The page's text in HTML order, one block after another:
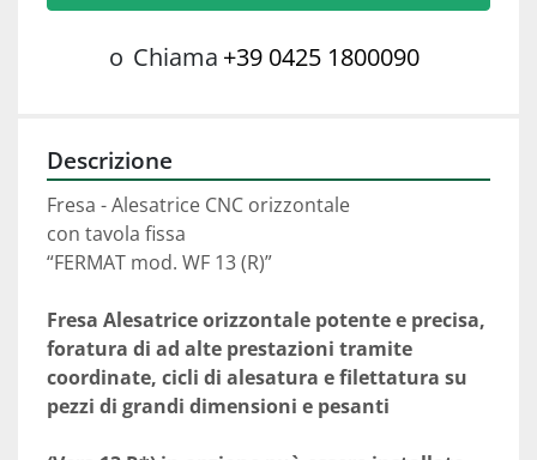
o Chiama +39 0425 1800090
Descrizione
Fresa - Alesatrice CNC orizzontale
con tavola fissa
“FERMAT mod. WF 13 (R)”
Fresa Alesatrice orizzontale potente e precisa,
foratura di ad alte prestazioni tramite
coordinate, cicli di alesatura e filettatura su
pezzi di grandi dimensioni e pesanti